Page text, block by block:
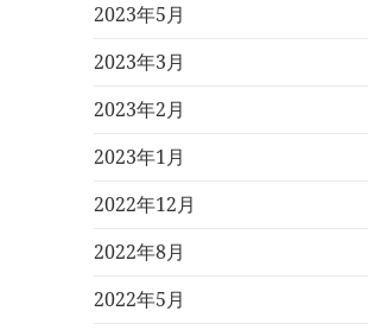
2023年5月
2023年3月
2023年2月
2023年1月
2022年12月
2022年8月
2022年5月